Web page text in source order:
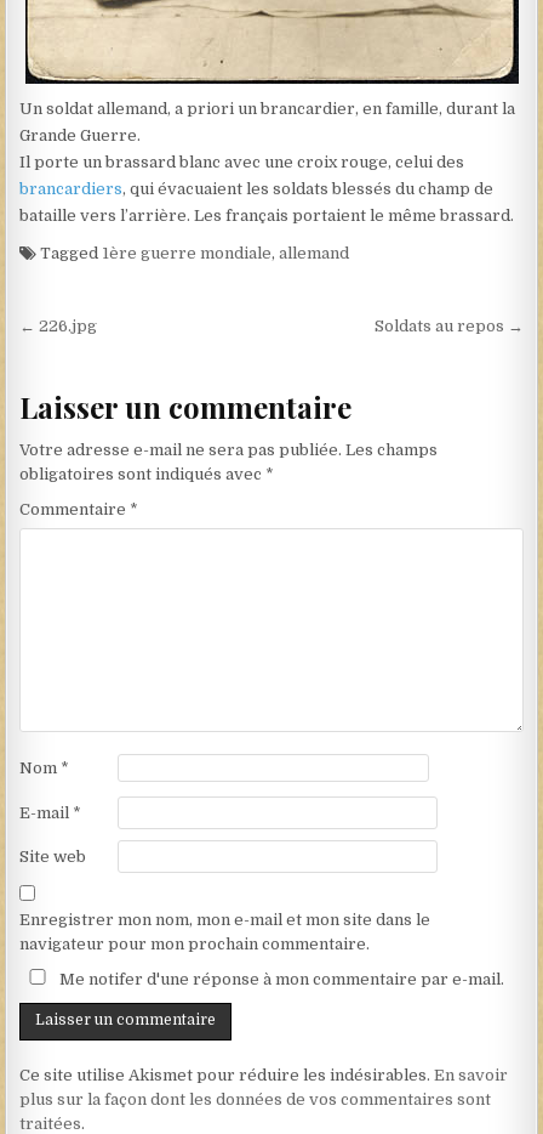
Un soldat allemand, a priori un brancardier, en famille, durant la
Grande Guerre.
Il porte un brassard blanc avec une croix rouge, celui des
brancardiers, qui évacuaient les soldats blessés du champ de
bataille vers l’arrière. Les français portaient le même brassard.
Tagged 1ère guerre mondiale,allemand
Navigation de l’article
← 226.jpg Soldats au repos →
Laisser un commentaire
Votre adresse e-mail ne sera pas publiée. Les champs
obligatoires sont indiqués avec *
Commentaire *
Nom *
E-mail *
Site web
Enregistrer mon nom, mon e-mail et mon site dans le
navigateur pour mon prochain commentaire.
Me notifer d'une réponse à mon commentaire par e-mail.
Ce site utilise Akismet pour réduire les indésirables.En savoir
plus sur la façon dont les données de vos commentaires sont
traitées.